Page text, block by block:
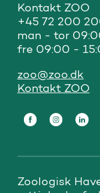
Kontakt ZOO
+45 72 200
man - tor
fre 09:00 -
zoo@zoo.dk
Kontakt ZOO
Zoologisk